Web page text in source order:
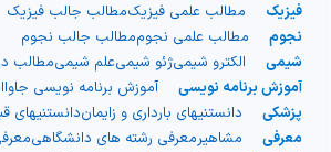
فیزیک
مطالب علمی فیزیکمطالب جالب فیزیک
نجوم
مطالب علمی نجوممطالب جالب نجوم
شیمی
الکترو شیمیژئو شیمیعلم شیمیمطالب
آموزش برنامه نویسی
آموزش برنامه نویسی
پزشکی
دانستنیهای بارداری و زایماندانستنیهای
معرفی
مشاهیرمعرفی رشته های دانشگاهی